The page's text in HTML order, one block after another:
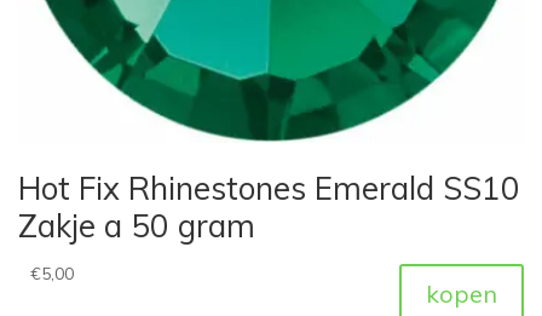
Hot Fix Rhinestones Emerald SS10
Zakje a 50 gram
€5,00
kopen